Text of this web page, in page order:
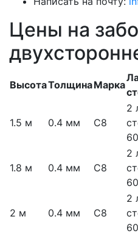
Цены на
ВысотаТолщинаМарка
1.5 м 0.4 мм С8
2
1.8 м 0.4 мм С8
2
2 м 0.4 мм С8
2